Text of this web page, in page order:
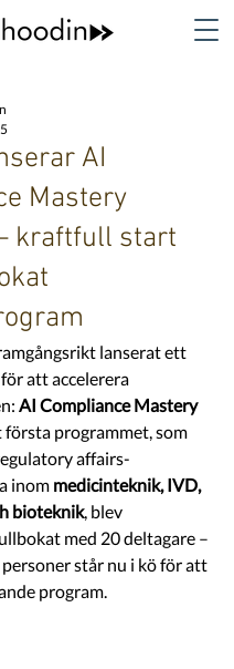
AI
Mastery
kraftfull start
lanserat ett
att accelerera
AI Compliance Mastery
första programmet, som
affairs-
inom medicinteknik, IVD,
bioteknik, blev
med 20 deltagare –
står nu i kö för att
program.